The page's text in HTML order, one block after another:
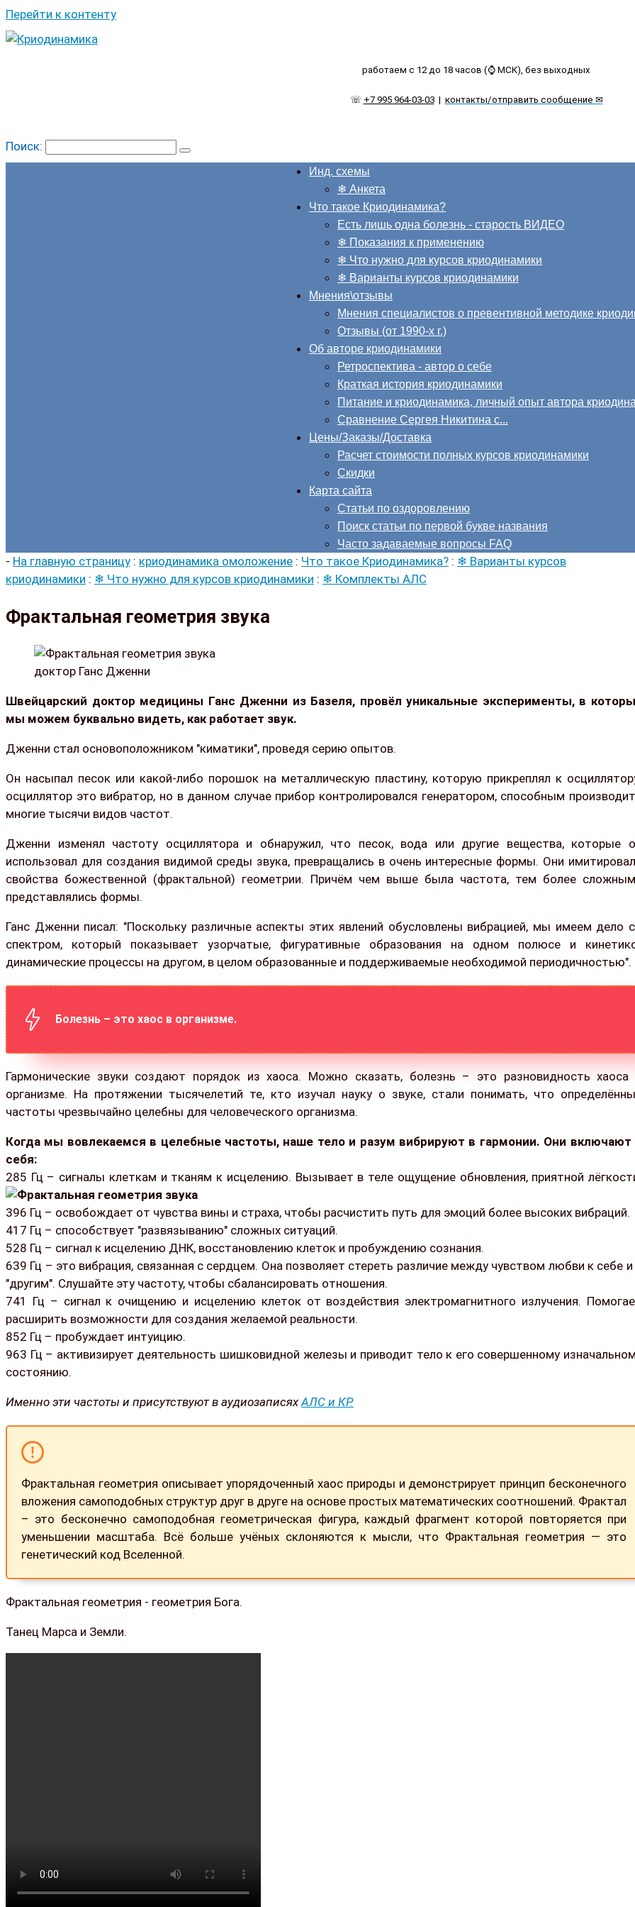
Перейти к контенту
работаем с 12 до 18 часов (⌚ МСК), без выходных
☏ +7 995 964-03-03| контакты/отправить сообщение ✉
Поиск:
Инд. схемы
❄ Анкета
Что такое Криодинамика?
Есть лишь одна болезнь - старость ВИДЕО
❄ Показания к применению
❄ Что нужно для курсов криодинамики
❄ Варианты курсов криодинамики
Мнения\отзывы
Мнения специалистов о превентивной методике
Отзывы (от 1990-х г.)
Об авторе криодинамики
Ретроспектива - автор о себе
Краткая история криодинамики
Питание и криодинамика, личный опыт автора
Сравнение Сергея Никитина с...
Цены/Заказы/Доставка
Расчет стоимости полных курсов криодинамики
Скидки
Карта сайта
Статьи по оздоровлению
Поиск статьи по первой букве названия
Часто задаваемые вопросы FAQ
- На главную страницу : криодинамика омоложение : Что такое Криодинамика? : ❄ Варианты курсов
криодинамики : ❄ Что нужно для курсов криодинамики : ❄ Комплекты АЛС
Фрактальная геометрия звука
доктор Ганс Дженни
Швейцарский доктор медицины Ганс Дженни из Базеля, провёл уникальные эксперименты, в
мы можем буквально видеть, как работает звук.
Дженни стал основоположником "киматики", проведя серию опытов.
Он насыпал песок или какой-либо порошок на металлическую пластину, которую прикреплял к
осциллятор это вибратор, но в данном случае прибор контролировался генератором, способным
многие тысячи видов частот.
Дженни изменял частоту осциллятора и обнаружил, что песок, вода или другие вещества, которые
использовал для создания видимой среды звука, превращались в очень интересные формы. Они
свойства божественной (фрактальной) геометрии. Причём чем выше была частота, тем более
представлялись формы.
Ганс Дженни писал: "Поскольку различные аспекты этих явлений обусловлены вибрацией, мы имеем дело
спектром, который показывает узорчатые, фигуративные образования на одном полюсе и
динамические процессы на другом, в целом образованные и поддерживаемые необходимой периодичностью".
Болезнь – это хаос в организме.
Гармонические звуки создают порядок из хаоса. Можно сказать, болезнь – это разновидность хаоса
организме. На протяжении тысячелетий те, кто изучал науку о звуке, стали понимать, что
частоты чрезвычайно целебны для человеческого организма.
Когда мы вовлекаемся в целебные частоты, наше тело и разум вибрируют в гармонии. Они включают
себя:
285 Гц – сигналы клеткам и тканям к исцелению. Вызывает в теле ощущение обновления, приятной
396 Гц – освобождает от чувства вины и страха, чтобы расчистить путь для эмоций более высоких вибраций.
417 Гц – способствует "развязыванию" сложных ситуаций.
528 Гц – сигнал к исцелению ДНК, восстановлению клеток и пробуждению сознания.
639 Гц – это вибрация, связанная с сердцем. Она позволяет стереть различие между чувством любви к себе и
"другим". Слушайте эту частоту, чтобы сбалансировать отношения.
741 Гц – сигнал к очищению и исцелению клеток от воздействия электромагнитного излучения.
расширить возможности для создания желаемой реальности.
852 Гц – пробуждает интуицию.
963 Гц – активизирует деятельность шишковидной железы и приводит тело к его совершенному
состоянию.
Именно эти частоты и присутствуют в аудиозаписяхАЛС и КР.
Фрактальная геометрия описывает упорядоченный хаос природы и демонстрирует принцип бесконечного
вложения самоподобных структур друг в друге на основе простых математических соотношений. Фрактал
– это бесконечно самоподобная геометрическая фигура, каждый фрагмент которой повторяется при
уменьшении масштаба. Всё больше учёных склоняются к мысли, что Фрактальная геометрия — это
генетический код Вселенной.
Фрактальная геометрия - геометрия Бога.
Танец Марса и Земли.